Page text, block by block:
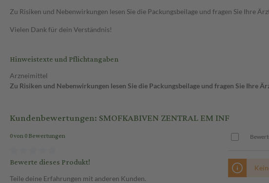
Zu Risiken und Nebenwirkungen lesen Sie die Packungsbeilage und fragen Sie Ihre
Vielen Dank für dein Verständnis!
Hinweistexte und Pflichtangaben
Arzneimittel
Zu Risiken und Nebenwirkungen lesen Sie die Packungsbeilage und fragen Sie Ihre
Kundenbewertungen: SMOFKABIVEN ZENTRAL EM INF
0 von 0 Bewertungen
Bewerte dieses Produkt!
Teile deine Erfahrungen mit anderen Kunden.